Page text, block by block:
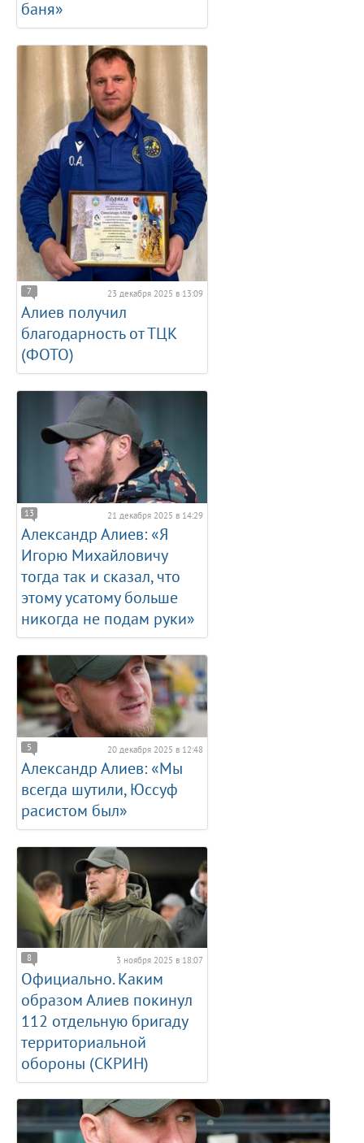
баня»
7 23 декабря 2025 в 13:09
Алиев получил
благодарность от ТЦК
(ФОТО)
13 21 декабря 2025 в 14:29
Александр Алиев: «Я
Игорю Михайловичу
тогда так и сказал, что
этому усатому больше
никогда не подам руки»
5 20 декабря 2025 в 12:48
Александр Алиев: «Мы
всегда шутили, Юссуф
расистом был»
8 3 ноября 2025 в 18:07
Официально. Каким
образом Алиев покинул
112 отдельную бригаду
территориальной
обороны (СКРИН)